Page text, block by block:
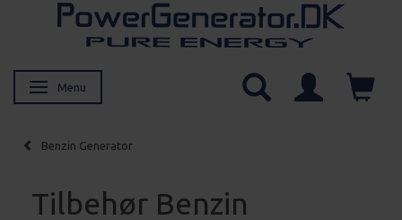
Skifte navigation
Menu
Benzin Generator
Tilbehør Benzin